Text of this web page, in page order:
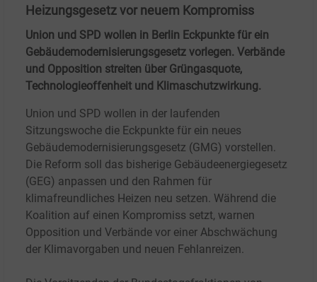
Heizungsgesetz vor neuem Kompromiss
Union und SPD wollen in Berlin Eckpunkte für ein
Gebäudemodernisierungsgesetz vorlegen. Verbände
und Opposition streiten über Grüngasquote,
Technologieoffenheit und Klimaschutzwirkung.
Union und SPD wollen in der laufenden
Sitzungswoche die Eckpunkte für ein neues
Gebäudemodernisierungsgesetz (GMG) vorstellen.
Die Reform soll das bisherige Gebäudeenergiegesetz
(GEG) anpassen und den Rahmen für
klimafreundliches Heizen neu setzen. Während die
Koalition auf einen Kompromiss setzt, warnen
Opposition und Verbände vor einer Abschwächung
der Klimavorgaben und neuen Fehlanreizen.